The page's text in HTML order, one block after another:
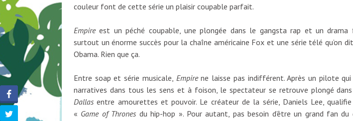
couleur font de cette série un plaisir coupable parfait.
Empireest un péché coupable, une plongée dans le gangsta rap et un drama
surtout un énorme succès pour la chaîne américaine Fox et une série télé qu’on
Obama. Rien que ça.
Entre soap et série musicale, Empirene laisse pas indifférent. Après un pilote qui
narratives dans tous les sens et à foison, le spectateur se retrouve plongé
Dallas entre amourettes et pouvoir. Le créateur de la série, Daniels Lee,
« Game of Thrones du hip-hop ». Pour autant, pas besoin d’être un grand fan du